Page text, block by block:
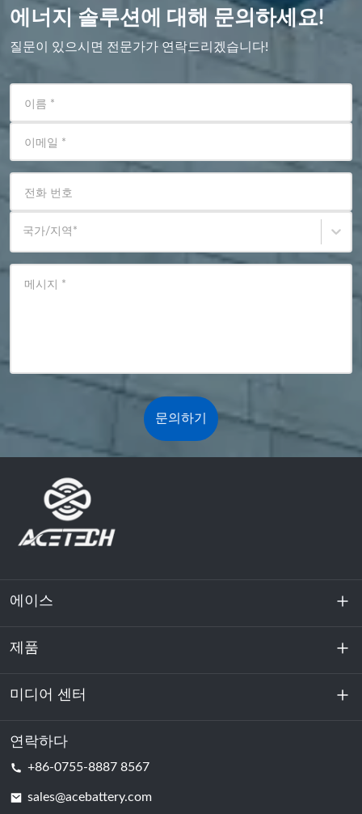
에너지 솔루션에 대해 문의하세요!
질문이 있으시면 전문가가 연락드리겠습니다!
이름 *
이메일 *
전화 번호
국가/지역 *
메시지 *
문의하기
에이스
회사 소개
지속 가능성
제품
에너지 저장
데이터센터 및 서버실
미디어 센터
소식
연락하다
+86-0755-8887 8567
sales@acebattery.com